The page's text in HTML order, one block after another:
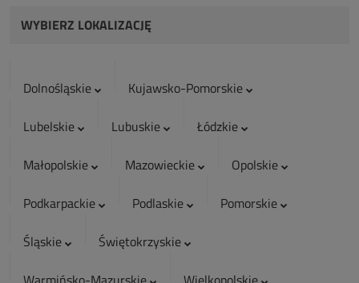
WYBIERZ LOKALIZACJĘ
Dolnośląskie
Kujawsko-Pomorskie
Lubelskie
Lubuskie
Łódzkie
Małopolskie
Mazowieckie
Opolskie
Podkarpackie
Podlaskie
Pomorskie
Śląskie
Świętokrzyskie